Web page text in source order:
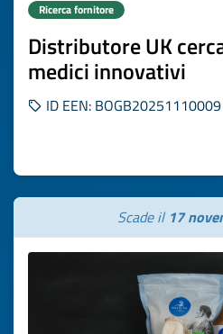
Ricerca fornitore
Distributore UK
medici innovativi
ID EEN: BOGB20251110009
Scade il 17